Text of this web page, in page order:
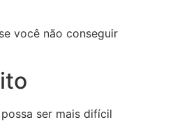
você não conseguir
ser mais difícil